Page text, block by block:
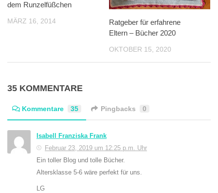
dem Runzelfüßchen
MÄRZ 16, 2014
Ratgeber für erfahrene
Eltern – Bücher 2020
OKTOBER 15, 2020
35 KOMMENTARE
Kommentare 35 Pingbacks 0
Isabell Franziska Frank
Februar 23, 2019 um 12:25 p.m. Uhr
Ein toller Blog und tolle Bücher.
Altersklasse 5-6 wäre perfekt für uns.
LG